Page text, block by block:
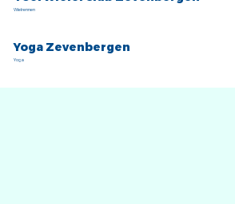
Wielrennen
Yoga
Yoga Zevenbergen